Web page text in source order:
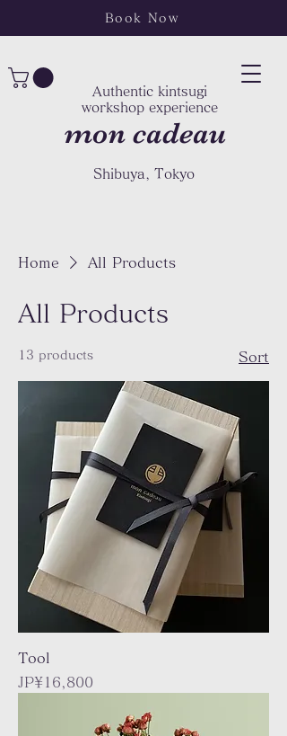
mon cadeau
Authentic kintsugi
workshop experience
Shibuya, Tokyo
Book Now
Home All Products
All Products
13 products Sort
Tool
Price
JP¥16,800